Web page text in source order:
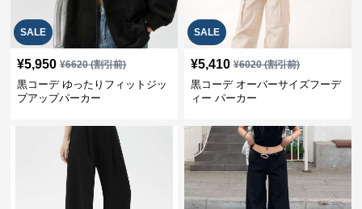
SALE
¥5,950 ¥6620(割引前)
黒コーデ ゆったりフィットジッ
プアップパーカー
SALE
¥5,410 ¥6020(割引前)
黒コーデ オーバーサイズフーデ
ィー パーカー